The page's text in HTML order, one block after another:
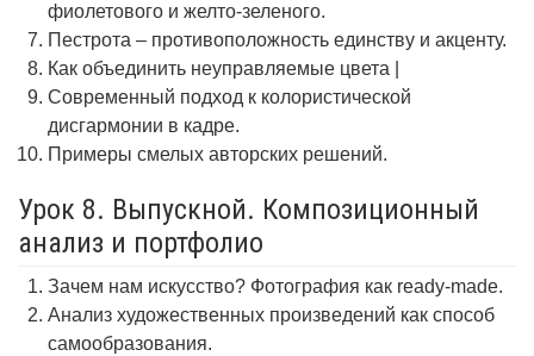
фиолетового и желто-зеленого.
Пестрота – противоположность единству и акценту.
Как объединить неуправляемые цвета |
Современный подход к колористической
дисгармонии в кадре.
Примеры смелых авторских решений.
Урок 8. Выпускной. Композиционный
анализ и портфолио
Зачем нам искусство? Фотография как ready-made.
Анализ художественных произведений как способ
самообразования.